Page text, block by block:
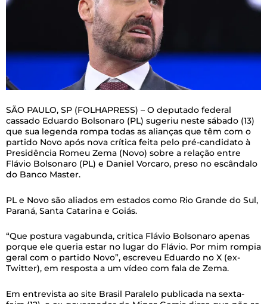
SÃO PAULO, SP (FOLHAPRESS) – O deputado federal
cassado Eduardo Bolsonaro (PL) sugeriu neste sábado (13)
que sua legenda rompa todas as alianças que têm com o
partido Novo após nova crítica feita pelo pré-candidato à
Presidência Romeu Zema (Novo) sobre a relação entre
Flávio Bolsonaro (PL) e Daniel Vorcaro, preso no escândalo
do Banco Master.
PL e Novo são aliados em estados como Rio Grande do Sul,
Paraná, Santa Catarina e Goiás.
“Que postura vagabunda, critica Flávio Bolsonaro apenas
porque ele queria estar no lugar do Flávio. Por mim rompia
geral com o partido Novo”, escreveu Eduardo no X (ex-
Twitter), em resposta a um vídeo com fala de Zema.
Em entrevista ao site Brasil Paralelo publicada na sexta-